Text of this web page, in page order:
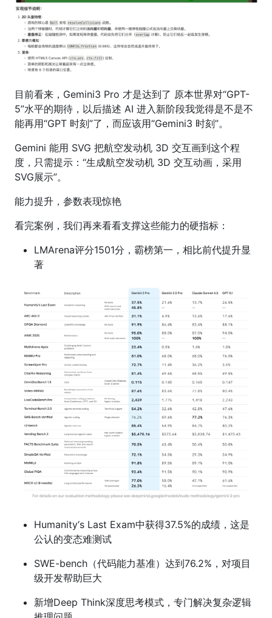
目前看来，Gemini3 Pro 才是达到了 原本世界对“GPT-
5”水平的期待，以后描述 AI 进入新阶段我觉得是不是不
能再用“GPT 时刻”了，而应该用“Gemini3 时刻”。
Gemini 能用 SVG 把航空发动机 3D 交互画到这个程
度，只需提示：“生成航空发动机 3D 交互动画，采用
SVG展示”。
能力提升，参数表现惊艳
看完案例，我们再来看看支撑这些能力的硬指标：
LMArena评分1501分，霸榜第一，相比前代提升显
著
Humanity‘s Last Exam中获得37.5%的成绩，这是
公认的变态难测试
SWE-bench（代码能力基准）达到76.2%，对项目
级开发帮助巨大
新增Deep Think深度思考模式，专门解决复杂逻辑